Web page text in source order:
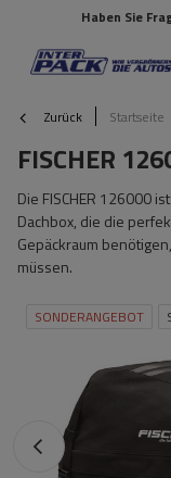
Haben Sie
Zurück Startseite
FISCHER
Die FISCHER 126000
Dachbox, die die
Gepäckraum
müssen.
SONDERANGEBOT